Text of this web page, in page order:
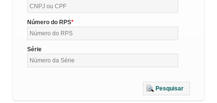
Número do RPS
Série
Pesquisar